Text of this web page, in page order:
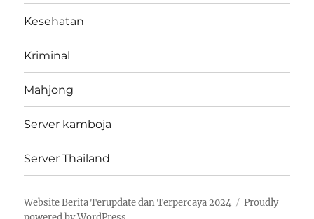
Kesehatan
Kriminal
Mahjong
Server kamboja
Server Thailand
Website Berita Terupdate dan Terpercaya 2024
Proudly